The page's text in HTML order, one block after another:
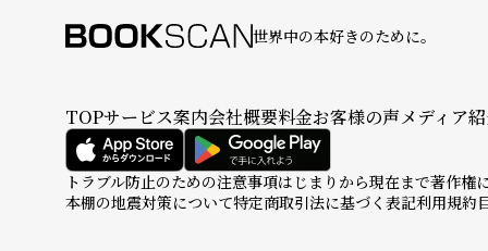
世界中の本好きのために。
TOPサービス案内会社概要料金お客様の声メディア
トラブル防止のための注意事項はじまりから現在まで著作権
本棚の地震対策について特定商取引法に基づく表記利用規約